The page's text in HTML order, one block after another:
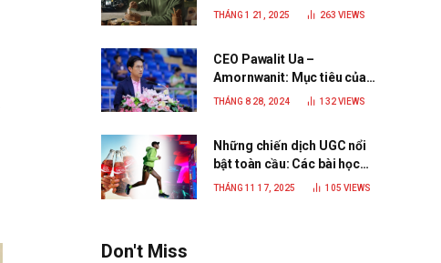
2025 Đầy Cảm Xúc “Vị Nhà”
THÁNG 1 21, 2025 263VIEWS
CEO Pawalit Ua –
Amornwanit: Mục tiêu của
C.P. Việt Nam là trở thành
THÁNG 8 28, 2024 132VIEWS
Những chiến dịch UGC nổi
bật toàn cầu: Các bài học
đắt giá cho thương hiệu
THÁNG 11 17, 2025 105VIEWS
Don't Miss